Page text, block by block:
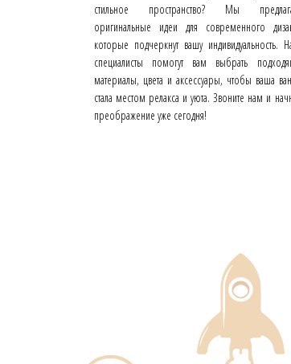
стильное пространство? Мы
оригинальные идеи для современного
которые подчеркнут вашу индивидуальность.
специалисты помогут вам выбрать
материалы, цвета и аксессуары, чтобы ваша
стала местом релакса и уюта. Звоните нам и
преображение уже сегодня!